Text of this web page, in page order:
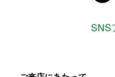
SNS